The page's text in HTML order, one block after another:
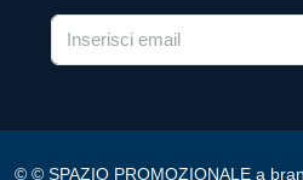
© © SPAZIO PROMOZIONALE a